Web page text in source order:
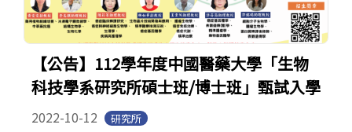
【公告】112學年度中國醫藥大學「生物
科技學系研究所碩士班/博士班」甄試入學
2022-10-12 研究所